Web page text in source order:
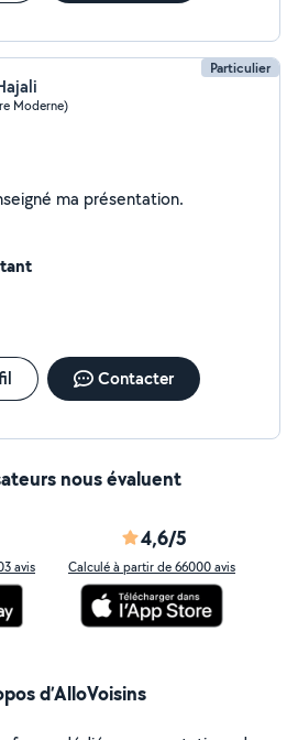
Particulier
Moderne)
Je n'ai pas encore renseigné ma présentation.
Contacter
nous évaluent
avis
4,6/5
Calculé à partir de 66000 avis
d’AlloVoisins